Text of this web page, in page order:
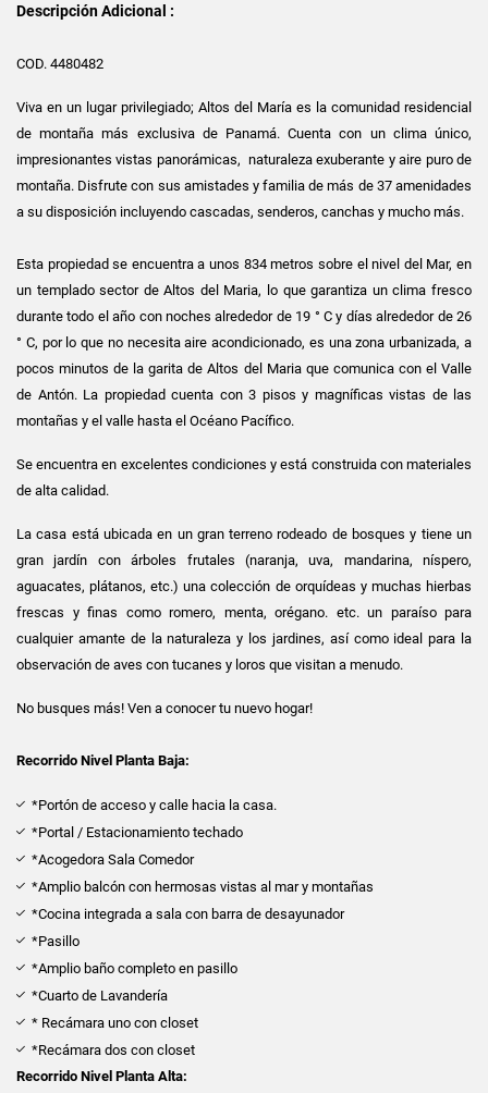
Descripción Adicional :
COD. 4480482
Viva en un lugar privilegiado; Altos del María es la comunidad residencial
de montaña más exclusiva de Panamá. Cuenta con un clima único,
impresionantes vistas panorámicas, naturaleza exuberante y aire puro de
montaña. Disfrute con sus amistades y familia de más de 37 amenidades
a su disposición incluyendo cascadas, senderos, canchas y mucho más.
Esta propiedad se encuentra a unos 834 metros sobre el nivel del Mar, en
un templado sector de Altos del Maria, lo que garantiza un clima fresco
durante todo el año con noches alrededor de 19 ° C y días alrededor de 26
° C, por lo que no necesita aire acondicionado, es una zona urbanizada, a
pocos minutos de la garita de Altos del Maria que comunica con el Valle
de Antón. La propiedad cuenta con 3 pisos y magníficas vistas de las
montañas y el valle hasta el Océano Pacífico.
Se encuentra en excelentes condiciones y está construida con materiales
de alta calidad.
La casa está ubicada en un gran terreno rodeado de bosques y tiene un
gran jardín con árboles frutales (naranja, uva, mandarina, níspero,
aguacates, plátanos, etc.) una colección de orquídeas y muchas hierbas
frescas y finas como romero, menta, orégano. etc. un paraíso para
cualquier amante de la naturaleza y los jardines, así como ideal para la
observación de aves con tucanes y loros que visitan a menudo.
No busques más! Ven a conocer tu nuevo hogar!
Recorrido Nivel Planta Baja:
*Portón de acceso y calle hacia la casa.
*Portal / Estacionamiento techado
*Acogedora Sala Comedor
*Amplio balcón con hermosas vistas al mar y montañas
*Cocina integrada a sala con barra de desayunador
*Pasillo
*Amplio baño completo en pasillo
*Cuarto de Lavandería
* Recámara uno con closet
*Recámara dos con closet
Recorrido Nivel Planta Alta: